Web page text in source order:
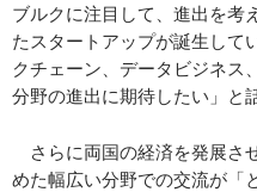
ブルクに注目して、進出を考
たスタートアップが誕生して
クチェーン、データビジネス
分野の進出に期待したい」と
さらに両国の経済を発展さ
めた幅広い分野での交流が「